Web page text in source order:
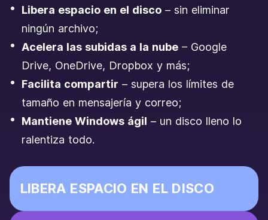
Libera espacio en el disco– sin eliminar
ningún archivo;
Acelera las subidas a la nube– Google
Drive, OneDrive, Dropbox y más;
Facilita compartir – supera los límites de
tamaño en mensajería y correo;
Mantiene Windows ágil – un disco lleno lo
ralentiza todo.
LIBERA ESPACIO EN EL DISCO